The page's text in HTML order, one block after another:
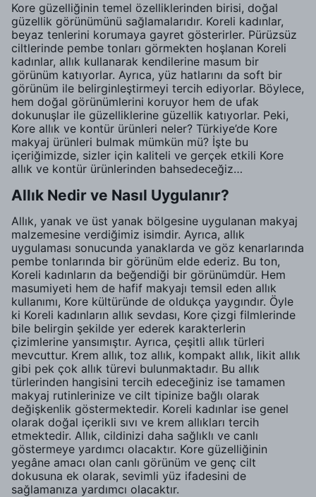
Kore güzelliğinin temel özelliklerinden birisi, doğal
güzellik görünümünü sağlamalarıdır. Koreli kadınlar,
beyaz tenlerini korumaya gayret gösterirler. Pürüzsüz
ciltlerinde pembe tonları görmekten hoşlanan Koreli
kadınlar, allık kullanarak kendilerine masum bir
görünüm katıyorlar. Ayrıca, yüz hatlarını da soft bir
görünüm ile belirginleştirmeyi tercih ediyorlar. Böylece,
hem doğal görünümlerini koruyor hem de ufak
dokunuşlar ile güzelliklerine güzellik katıyorlar. Peki,
Kore allık ve kontür ürünleri neler? Türkiye’de Kore
makyaj ürünleri bulmak mümkün mü? İşte bu
içeriğimizde, sizler için kaliteli ve gerçek etkili Kore
allık ve kontür ürünlerinden bahsedeceğiz…
Allık Nedir ve Nasıl Uygulanır?
Allık, yanak ve üst yanak bölgesine uygulanan makyaj
malzemesine verdiğimiz isimdir. Ayrıca, allık
uygulaması sonucunda yanaklarda ve göz kenarlarında
pembe tonlarında bir görünüm elde ederiz. Bu ton,
Koreli kadınların da beğendiği bir görünümdür. Hem
masumiyeti hem de hafif makyajı temsil eden allık
kullanımı, Kore kültüründe de oldukça yaygındır. Öyle
ki Koreli kadınların allık sevdası, Kore çizgi filmlerinde
bile belirgin şekilde yer ederek karakterlerin
çizimlerine yansımıştır. Ayrıca, çeşitli allık türleri
mevcuttur. Krem allık, toz allık, kompakt allık, likit allık
gibi pek çok allık türevi bulunmaktadır. Bu allık
türlerinden hangisini tercih edeceğiniz ise tamamen
makyaj rutinlerinize ve cilt tipinize bağlı olarak
değişkenlik göstermektedir. Koreli kadınlar ise genel
olarak doğal içerikli sıvı ve krem allıkları tercih
etmektedir. Allık, cildinizi daha sağlıklı ve canlı
göstermeye yardımcı olacaktır. Kore güzelliğinin
yegâne amacı olan canlı görünüm ve genç cilt
dokusuna ek olarak, sevimli yüz ifadesini de
sağlamanıza yardımcı olacaktır.